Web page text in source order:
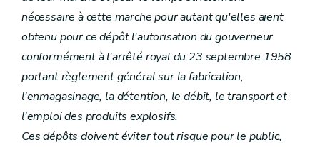
nécessaire à cette marche pour autant qu'elles aient
obtenu pour ce dépôt l'autorisation du gouverneur
conformément à l'arrêté royal du 23 septembre 1958
portant règlement général sur la fabrication,
l'enmagasinage, la détention, le débit, le transport et
l'emploi des produits explosifs.
Ces dépôts doivent éviter tout risque pour le public,